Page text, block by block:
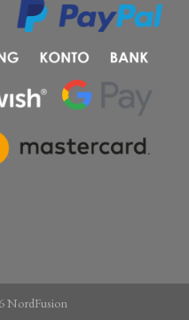
NordFusion